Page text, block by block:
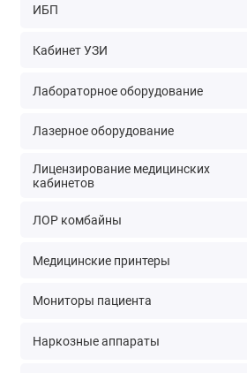
ИБП
Кабинет УЗИ
Лабораторное оборудование
Лазерное оборудование
Лицензирование медицинских
кабинетов
ЛОР комбайны
Медицинские принтеры
Мониторы пациента
Наркозные аппараты